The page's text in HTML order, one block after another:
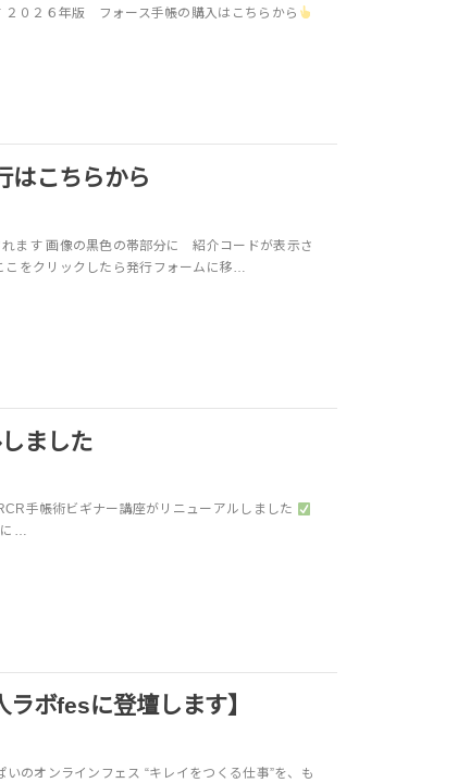
０２６年版 フォース手帳の購入はこちらから
はこちらから
ます 画像の黒色の帯部分に 紹介コードが表示さ
をクリックしたら発行フォームに移…
ました
手帳術ビギナー講座がリニューアルしました
に…
ボfesに登壇します】
のオンラインフェス “キレイをつくる仕事”を、も